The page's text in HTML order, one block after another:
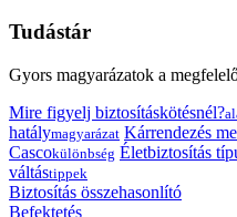
Tudástár
Gyors magyarázatok a
Mire figyelj biztosításkötésnél?
hatálymagyarázat Kárrendezés
Cascokülönbség Életbiztosítás
váltástippek
Biztosítás összehasonlító
Befektetés